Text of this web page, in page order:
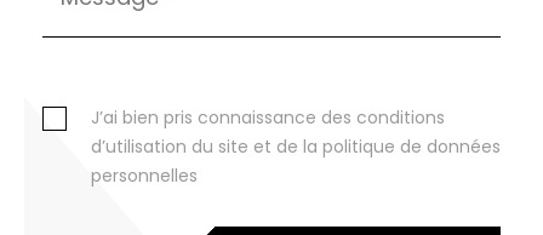
J’ai bien pris connaissance des conditions
d’utilisation du site et de la politique de données
personnelles